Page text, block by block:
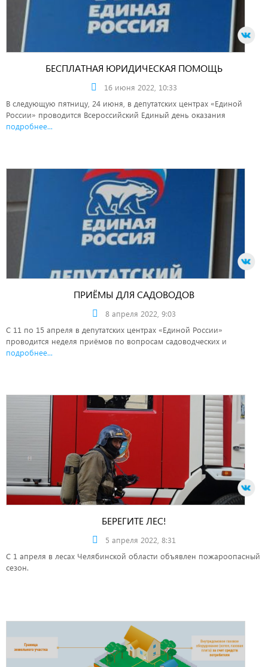
БЕСПЛАТНАЯ ЮРИДИЧЕСКАЯ ПОМОЩЬ
16 июня 2022, 10:33
В следующую пятницу, 24 июня, в депутатских центрах «Единой
России» проводится Всероссийский Единый день оказания
подробнее...
ПРИЁМЫ ДЛЯ САДОВОДОВ
8 апреля 2022, 9:03
С 11 по 15 апреля в депутатских центрах «Единой России»
проводится неделя приёмов по вопросам садоводческих и
подробнее...
БЕРЕГИТЕ ЛЕС!
5 апреля 2022, 8:31
С 1 апреля в лесах Челябинской области объявлен пожароопасный
сезон.